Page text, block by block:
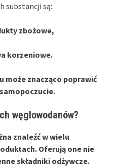
substancji są:
zbożowe,
korzeniowe.
może znacząco poprawić
węglowodanów?
znaleźć w wielu
Oferują one nie
składniki odżywcze.